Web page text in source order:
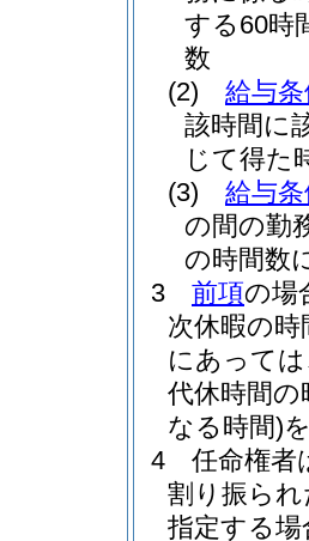
する60時
数
(2)
給与
該時間に
じて得た
(3)
給与
の間の勤
の時間数
3
前項の場
次休暇の
にあって
代休時間の
なる時間)
4
任命権者
割り振ら
指定する